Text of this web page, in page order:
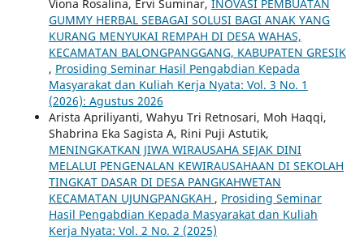
Viona Rosalina, Ervi Suminar, INOVASI PEMBUATAN
GUMMY HERBAL SEBAGAI SOLUSI BAGI ANAK YANG
KURANG MENYUKAI REMPAH DI DESA WAHAS,
KECAMATAN BALONGPANGGANG, KABUPATEN GRESIK
, Prosiding Seminar Hasil Pengabdian Kepada
Masyarakat dan Kuliah Kerja Nyata: Vol. 3 No. 1
(2026): Agustus 2026
Arista Apriliyanti, Wahyu Tri Retnosari, Moh Haqqi,
Shabrina Eka Sagista A, Rini Puji Astutik,
MENINGKATKAN JIWA WIRAUSAHA SEJAK DINI
MELALUI PENGENALAN KEWIRAUSAHAAN DI SEKOLAH
TINGKAT DASAR DI DESA PANGKAHWETAN
KECAMATAN UJUNGPANGKAH , Prosiding Seminar
Hasil Pengabdian Kepada Masyarakat dan Kuliah
Kerja Nyata: Vol. 2 No. 2 (2025)